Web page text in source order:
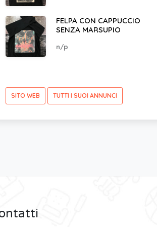
FELPA CON CAPPUCCIO
SENZA MARSUPIO
n/p
SITO WEB TUTTI I SUOI ANNUNCI